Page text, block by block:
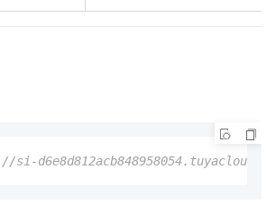
//si-